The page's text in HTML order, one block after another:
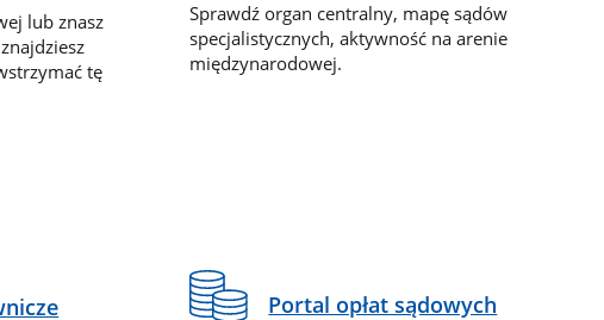
lub znasz
tę
Sprawdź organ centralny, mapę sądów
specjalistycznych, aktywność na arenie
międzynarodowej.
Portal opłat sądowych